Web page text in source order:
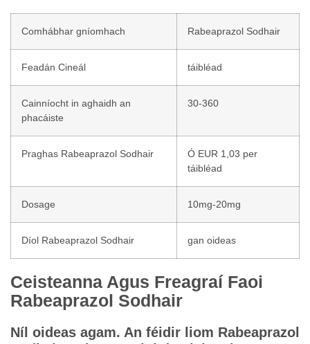
Comhábhar gníomhach Rabeaprazol Sodhair
Feadán Cineál táibléad
Cainníocht in aghaidh an
phacáiste
30-360
Praghas Rabeaprazol Sodhair
Ó EUR 1,03 per
táibléad
Dosage 10mg-20mg
Díol Rabeaprazol Sodhair gan oideas
Ceisteanna Agus Freagraí Faoi
Rabeaprazol Sodhair
Níl oideas agam. An féidir liom Rabeaprazol